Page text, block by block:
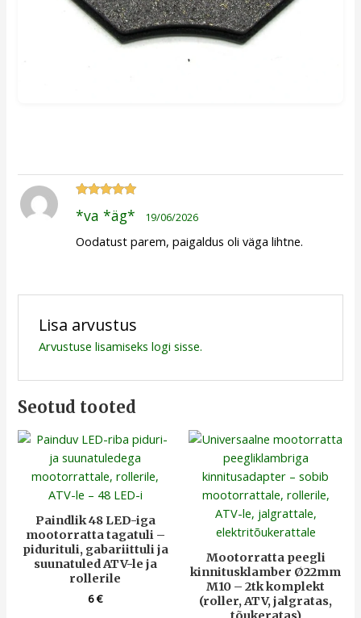
5/ 5
*va *äg* 19/06/2026
Oodatust parem, paigaldus oli väga lihtne.
Lisa arvustus
Arvustuse lisamiseks logi sisse.
Seotud tooted
Paindlik 48 LED-iga
mootorratta tagatuli –
pidurituli, gabariittuli ja
suunatuled ATV-le ja
rollerile
6€
Mootorratta peegli
kinnitusklamber Ø22mm
M10 – 2tk komplekt
(roller, ATV, jalgratas,